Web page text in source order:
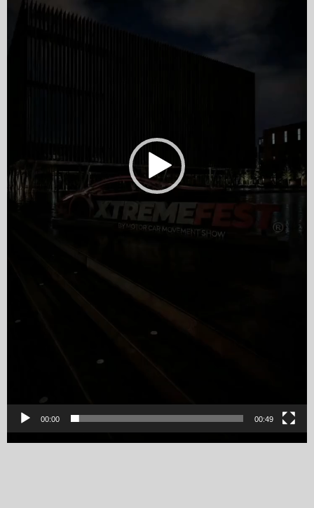
00:00 00:49